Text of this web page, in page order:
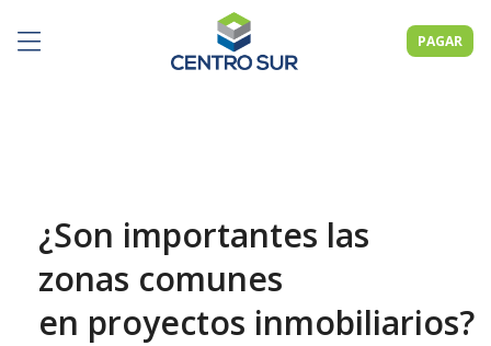
PAGAR
¿Son importantes las
zonas comunes
en proyectos inmobiliarios?